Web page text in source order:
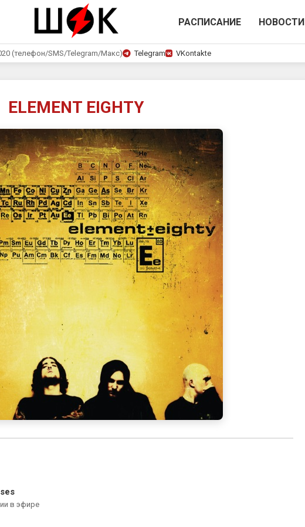
РАСПИСАНИЕ НОВОСТИ
(телефон/SMS/Telegram/Макс) Telegram VKontakte
ELEMENT EIGHTY
в эфире